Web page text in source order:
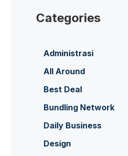
Categories
Administrasi
All Around
Best Deal
Bundling Network
Daily Business
Design